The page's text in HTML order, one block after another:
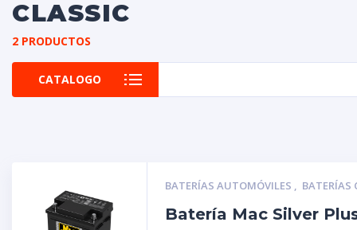
CLASSIC
2 PRODUCTOS
CATALOGO
BATERÍAS AUTOMÓVILES , BATERÍAS
Batería Mac Silver